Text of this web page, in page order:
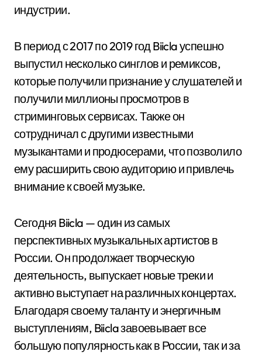
индустрии.
В период с 2017 по 2019 год Biicla успешно
выпустил несколько синглов и ремиксов,
которые получили признание у слушателей и
получили миллионы просмотров в
стриминговых сервисах. Также он
сотрудничал с другими известными
музыкантами и продюсерами, что позволило
ему расширить свою аудиторию и привлечь
внимание к своей музыке.
Сегодня Biicla — один из самых
перспективных музыкальных артистов в
России. Он продолжает творческую
деятельность, выпускает новые треки и
активно выступает на различных концертах.
Благодаря своему таланту и энергичным
выступлениям, Biicla завоевывает все
большую популярность как в России, так и за